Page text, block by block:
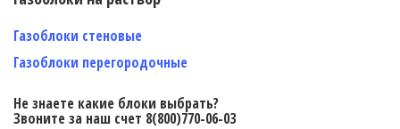
Газоблоки стеновые
Газоблоки перегородочные
Не знаете какие блоки выбрать?
Звоните за наш счет 8(800)770-06-03